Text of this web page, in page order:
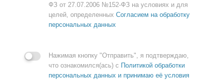
ФЗ от 27.07.2006 №152-ФЗ на условиях и для
целей, определенных Согласием на обработку
персональных данных
Нажимая кнопку "Отправить", я подтверждаю,
что ознакомился(ась) с Политикой обработки
персональных данных и принимаю её условия